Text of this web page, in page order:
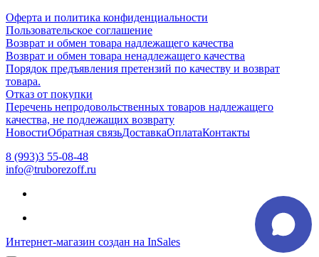
Оферта и политика конфиденциальности
Пользовательское соглашение
Возврат и обмен товара надлежащего качества
Возврат и обмен товара ненадлежащего качества
Порядок предъявления претензий по качеству и возврат
товара.
Отказ от покупки
Перечень непродовольственных товаров надлежащего
качества, не подлежащих возврату
НовостиОбратная связьДоставкаОплатаКонтакты
8 (993)3 55-08-48
info@truborezoff.ru
Интернет-магазин создан на InSales